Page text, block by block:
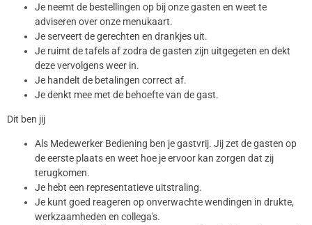
Je neemt de bestellingen op bij onze gasten en weet te
adviseren over onze menukaart.
Je serveert de gerechten en drankjes uit.
Je ruimt de tafels af zodra de gasten zijn uitgegeten en dekt
deze vervolgens weer in.
Je handelt de betalingen correct af.
Je denkt mee met de behoefte van de gast.
Dit ben jij
Als Medewerker Bediening ben je gastvrij. Jij zet de gasten op
de eerste plaats en weet hoe je ervoor kan zorgen dat zij
terugkomen.
Je hebt een representatieve uitstraling.
Je kunt goed reageren op onverwachte wendingen in drukte,
werkzaamheden en collega's.